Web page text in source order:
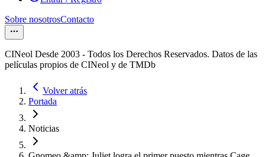
Sobre nosotrosContacto
CINeol Desde 2003 - Todos los Derechos Reservados. Datos de las
películas propios de CINeol y de TMDb
Volver atrás
Portada
Noticias